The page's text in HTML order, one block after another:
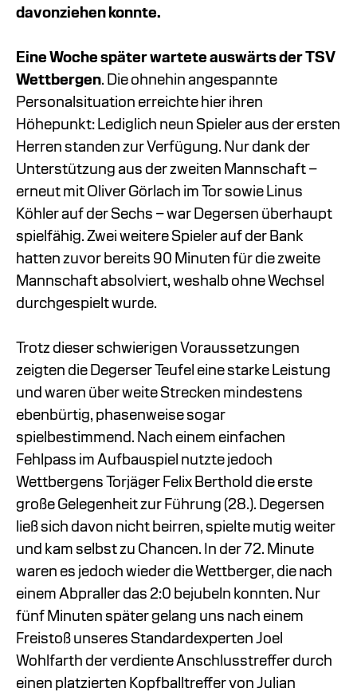
davonziehen konnte.
Eine Woche später wartete auswärts der TSV
Wettbergen. Die ohnehin angespannte
Personalsituation erreichte hier ihren
Höhepunkt: Lediglich neun Spieler aus der ersten
Herren standen zur Verfügung. Nur dank der
Unterstützung aus der zweiten Mannschaft –
erneut mit Oliver Görlach im Tor sowie Linus
Köhler auf der Sechs – war Degersen überhaupt
spielfähig. Zwei weitere Spieler auf der Bank
hatten zuvor bereits 90 Minuten für die zweite
Mannschaft absolviert, weshalb ohne Wechsel
durchgespielt wurde.
Trotz dieser schwierigen Voraussetzungen
zeigten die Degerser Teufel eine starke Leistung
und waren über weite Strecken mindestens
ebenbürtig, phasenweise sogar
spielbestimmend. Nach einem einfachen
Fehlpass im Aufbauspiel nutzte jedoch
Wettbergens Torjäger Felix Berthold die erste
große Gelegenheit zur Führung (28.). Degersen
ließ sich davon nicht beirren, spielte mutig weiter
und kam selbst zu Chancen. In der 72. Minute
waren es jedoch wieder die Wettberger, die nach
einem Abpraller das 2:0 bejubeln konnten. Nur
fünf Minuten später gelang uns nach einem
Freistoß unseres Standardexperten Joel
Wohlfarth der verdiente Anschlusstreffer durch
einen platzierten Kopfballtreffer von Julian